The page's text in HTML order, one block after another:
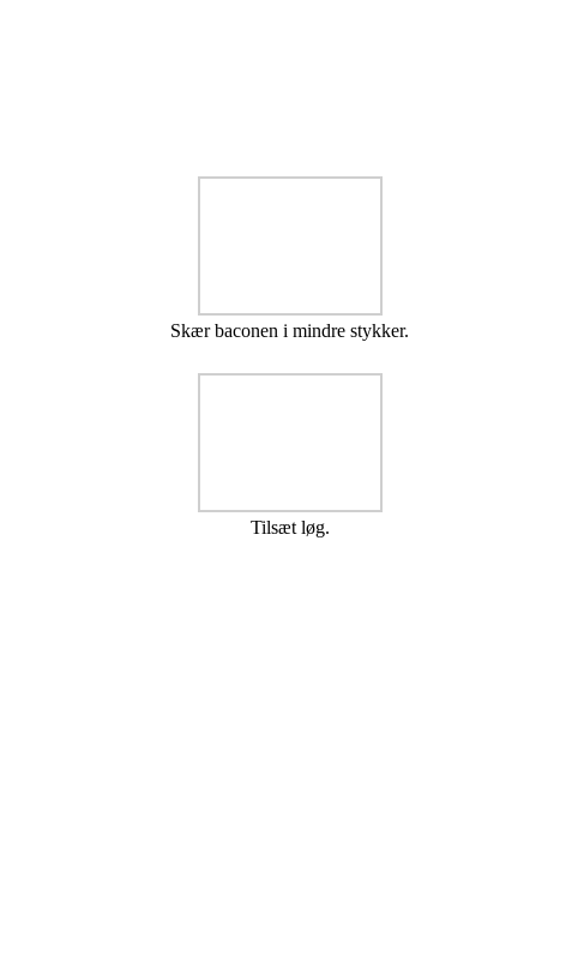
Skær baconen i mindre stykker.
Tilsæt løg.